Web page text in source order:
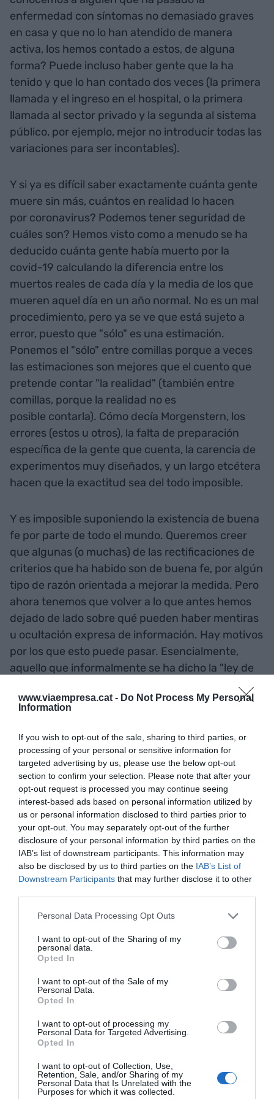
www.viaempresa.cat - Do Not Process My Personal
Information
If you wish to opt-out of the sale, sharing to third parties, or
processing of your personal or sensitive information for
targeted advertising by us, please use the below opt-out
section to confirm your selection. Please note that after your
opt-out request is processed you may continue seeing
interest-based ads based on personal information utilized by
us or personal information disclosed to third parties prior to
your opt-out. You may separately opt-out of the further
disclosure of your personal information by third parties on the
IAB’s list of downstream participants. This information may
also be disclosed by us to third parties on the IAB’s List of
Downstream Participants that may further disclose it to other
Personal Data Processing Opt Outs
I want to opt-out of the Sharing of my
personal data.
Opted In
I want to opt-out of the Sale of my
Personal Data.
Opted In
I want to opt-out of processing my
Personal Data for Targeted Advertising.
Opted In
I want to opt-out of Collection, Use,
Retention, Sale, and/or Sharing of my
Personal Data that Is Unrelated with the
Purposes for which it was collected.
enfermedad con síntomas no demasiado graves
en casa y que no lo han atendido de manera
activa, los hemos contado a estos, de alguna
forma? Puede incluso haber gente que la ha
tenido y que lo han contado dos veces (la primera
llamada y el ingreso en el hospital, o la primera
llamada al sector privado y la segunda al sistema
público, por ejemplo, mejor no introducir todas las
variaciones para ser incontables).
Y si ya es difícil saber exactamente cuánta gente
muere sin más, cuántos en realidad lo hacen
por coronavirus? Podemos tener seguridad de
cuáles son? Hemos visto como a menudo se ha
deducido cuánta gente había muerto por la
covid-19 calculando la diferencia entre los
muertos reales de cada día y la media de los que
mueren aquel día en un año normal. No es un mal
procedimiento, pero ya se ve que está sujeto a
error, puesto que "sólo" es una estimación.
Ponemos el "sólo" entre comillas porque a veces
las estimaciones son mejores que el cuento que
pretende contar "la realidad" (también entre
comillas, porque la realidad no es
posible contarla). Cómo decía Morgenstern, los
errores (estos u otros), la falta de preparación
específica de la gente que cuenta, la carencia de
experimentos muy diseñados, y un largo etcétera
hacen que la exactitud sea del todo imposible.
Y es imposible suponiendo la existencia de buena
fe por parte de todo el mundo. Queremos creer
que algunas (o muchas) de las rectificaciones de
criterios que ha habido son de buena fe, por algún
tipo de razón orientada a mejorar la medida. Pero
ahora tenemos que volver a lo que antes hemos
dejado de lado sobre qué pueden haber mentiras
u ocultación expresa de información. Hay motivos
por los que esto puede pasar. Esencialmente,
aquello que informalmente se ha dicho la "ley de
Campbell" (lo empezaron a decir sus alumnos,
entre los que había uno de nosotros, en la
era profesor de Ciencia Social).
"La ley de Campbell dice que
inevitablemente hay
presiones hacia la
corrupción y, por lo tanto,
hacia la mentira y la
ocultación de información,
en cualquier indicador social
que se utilice para tomar
decisiones"
La ley de Campbell dice que inevitablemente hay
la mentira y la ocultación de información, en
cualquier indicador social que se utilice para
tomar decisiones. Es decir, cualquier indicador
social, cuanto más se utilice para tomar
decisiones y para evaluar la gestión de quién las